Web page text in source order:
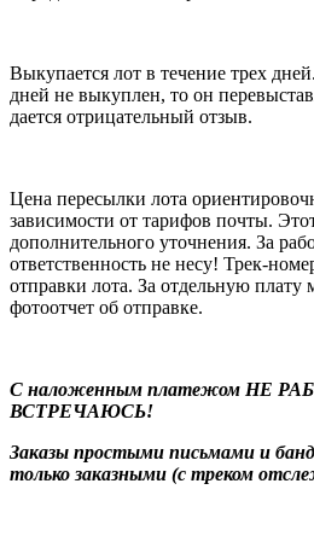
Выкупается лот в течение трех
дней не выкуплен, то он
дается отрицательный отзыв.
Цена пересылки лота
зависимости от тарифов почты.
дополнительного уточнения. За
ответственность не несу! Трек-
отправки лота. За отдельную плату
фотоотчет об отправке.
С наложенным платежом НЕ
ВСТРЕЧАЮСЬ!
Заказы простыми письмами и
только заказными (с треком